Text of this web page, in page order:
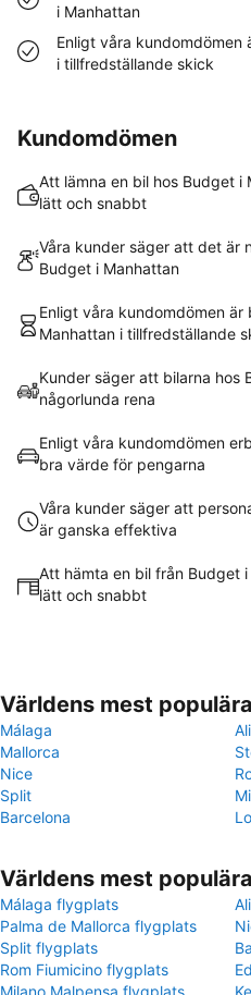
i Manhattan
Enligt våra kundomdömen
i tillfredställande skick
Kundomdömen
Att lämna en bil hos Budget i
lätt och snabbt
Våra kunder säger att det är
Budget i Manhattan
Enligt våra kundomdömen är
Manhattan i tillfredställande
Kunder säger att bilarna hos
någorlunda rena
Enligt våra kundomdömen
bra värde för pengarna
Våra kunder säger att
är ganska effektiva
Att hämta en bil från Budget
lätt och snabbt
Världens mest
Málaga
Mallorca
Nice
Split
Barcelona
Världens mest
Málaga flygplats
Palma de Mallorca flygplats
Split flygplats
Rom Fiumicino flygplats
Milano Malpensa flygplats